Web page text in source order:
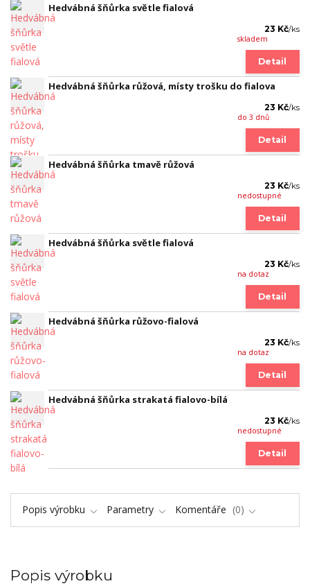
Hedvábná šňůrka světle fialová
23 Kč/ks
skladem
Detail
Hedvábná šňůrka růžová, místy trošku do fialova
23 Kč/ks
do 3 dnů
Detail
Hedvábná šňůrka tmavě růžová
23 Kč/ks
nedostupné
Detail
Hedvábná šňůrka světle fialová
23 Kč/ks
na dotaz
Detail
Hedvábná šňůrka růžovo-fialová
23 Kč/ks
na dotaz
Detail
Hedvábná šňůrka strakatá fialovo-bílá
23 Kč/ks
nedostupné
Detail
Popis výrobku Parametry Komentáře 0
Popis výrobku